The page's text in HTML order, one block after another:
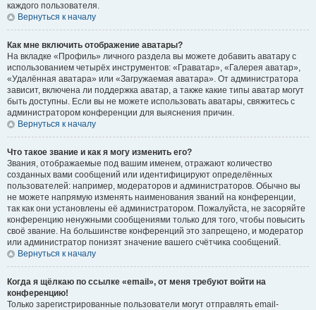
каждого пользователя.
Вернуться к началу
Как мне включить отображение аватары?
На вкладке «Профиль» личного раздела вы можете добавить аватару с
использованием четырёх инструментов: «Граватар», «Галерея аватар»,
«Удалённая аватара» или «Загружаемая аватара». От администратора
зависит, включена ли поддержка аватар, а также какие типы аватар могут
быть доступны. Если вы не можете использовать аватары, свяжитесь с
администратором конференции для выяснения причин.
Вернуться к началу
Что такое звание и как я могу изменить его?
Звания, отображаемые под вашим именем, отражают количество
созданных вами сообщений или идентифицируют определённых
пользователей: например, модераторов и администраторов. Обычно вы
не можете напрямую изменять наименования званий на конференции,
так как они установлены её администратором. Пожалуйста, не засоряйте
конференцию ненужными сообщениями только для того, чтобы повысить
своё звание. На большинстве конференций это запрещено, и модератор
или администратор понизят значение вашего счётчика сообщений.
Вернуться к началу
Когда я щёлкаю по ссылке «email», от меня требуют войти на
конференцию!
Только зарегистрированные пользователи могут отправлять email-